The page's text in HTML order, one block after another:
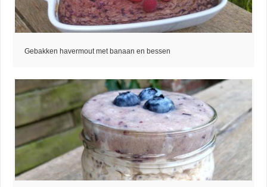
Gebakken havermout met banaan en bessen